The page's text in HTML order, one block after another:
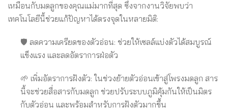
เหมือนกับมดลูกของคุณแม่มากที่สุด ซึ่งจากงานวิจัยพบว่า
เทคโนโลยีนี้ช่วยแก้ปัญหาได้ตรงจุดในหลายมิติ:
🛡️ ลดความเครียดของตัวอ่อน: ช่วยให้เซลล์แบ่งตัวได้สมบูรณ์
แข็งแรง และลดอัตราการฝ่อตัว
🌱 เพิ่มอัตราการฝังตัว: ในช่วงย้ายตัวอ่อนเข้าสู่โพรงมดลูก สาร
นี้จะช่วยสื่อสารกับมดลูก ช่วยปรับระบบภูมิคุ้มกันให้เป็นมิตร
กับตัวอ่อน และพร้อมสำหรับการฝังตัวมากขึ้น